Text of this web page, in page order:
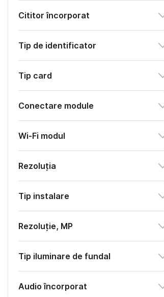
Cititor încorporat
Tip de identificator
Tip card
Сonectare module
Wi-Fi modul
Rezoluția
Tip instalare
Rezoluție, MP
Tip iluminare de fundal
Audio încorporat